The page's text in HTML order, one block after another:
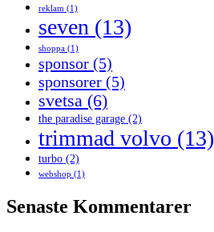
reklam (1)
seven (13)
shoppa (1)
sponsor (5)
sponsorer (5)
svetsa (6)
the paradise garage (2)
trimmad volvo (13)
turbo (2)
webshop (1)
Senaste Kommentarer